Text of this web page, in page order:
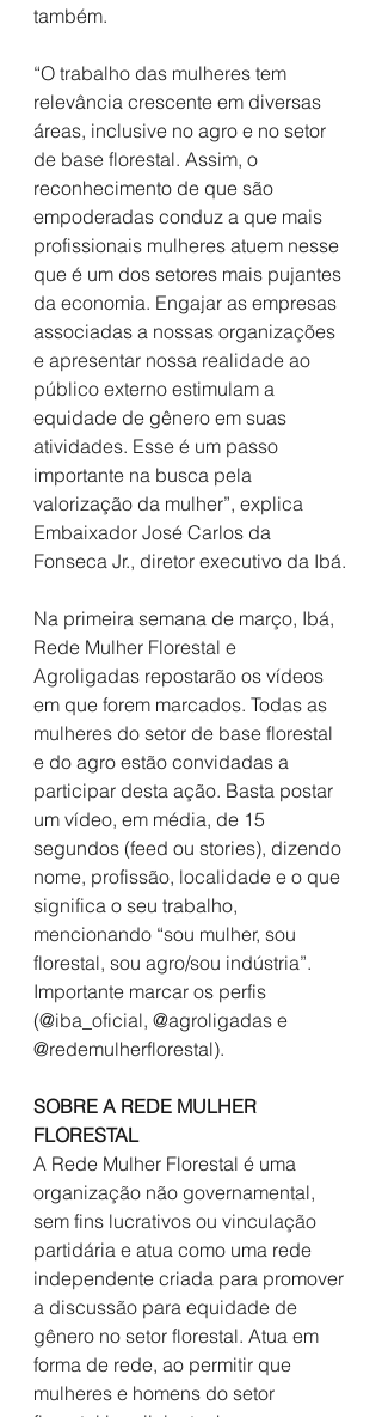
também.
“O trabalho das mulheres tem
relevância crescente em diversas
áreas, inclusive no agro e no setor
de base florestal. Assim, o
reconhecimento de que são
empoderadas conduz a que mais
profissionais mulheres atuem nesse
que é um dos setores mais pujantes
da economia. Engajar as empresas
associadas a nossas organizações
e apresentar nossa realidade ao
público externo estimulam a
equidade de gênero em suas
atividades. Esse é um passo
importante na busca pela
valorização da mulher”, explica
Embaixador José Carlos da
Fonseca Jr., diretor executivo da Ibá.
Na primeira semana de março, Ibá,
Rede Mulher Florestal e
Agroligadas repostarão os vídeos
em que forem marcados. Todas as
mulheres do setor de base florestal
e do agro estão convidadas a
participar desta ação. Basta postar
um vídeo, em média, de 15
segundos (feed ou stories), dizendo
nome, profissão, localidade e o que
significa o seu trabalho,
mencionando “sou mulher, sou
florestal, sou agro/sou indústria”.
Importante marcar os perfis
(@iba_oficial, @agroligadas e
@redemulherflorestal).
SOBRE A REDE MULHER
FLORESTAL
A Rede Mulher Florestal é uma
organização não governamental,
sem fins lucrativos ou vinculação
partidária e atua como uma rede
independente criada para promover
a discussão para equidade de
gênero no setor florestal. Atua em
forma de rede, ao permitir que
mulheres e homens do setor